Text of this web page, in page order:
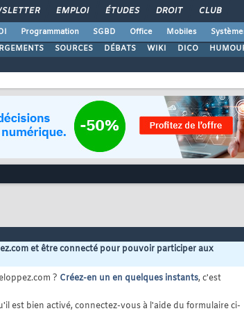
EMPLOI ÉTUDES DROIT CLUB
Programmation SGBD Office Mobiles
SOURCES DÉBATS WIKI DICO
et être connecté pour pouvoir participer aux
? Créez-en un en quelques instants, c'est
est bien activé, connectez-vous à l'aide du formulaire ci-